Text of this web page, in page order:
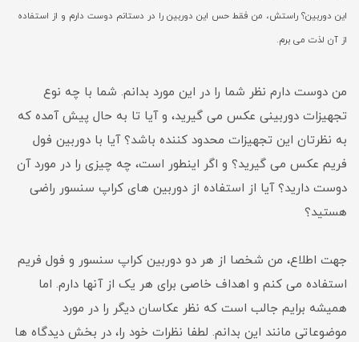
این دوربین؟ راستش، من فقط حس این دوربین را در دستانم دوست دارم و از استفاده
از آن لذت می برم.
من دوست دارم نظر شما را در این مورد بدانم. شما با چه نوع
تجهیزات دوربینی عکس می گیرید، و آیا تا به حال پیش آمده که
به نظرتان این تجهیزات محدود کننده باشد؟ آیا با دوربین فول
فریم عکس می گیرید؟ و اگر اینطور است، چه چیزی را در مورد آن
دوست دارید؟ آیا از استفاده از دوربین های کراپ سنسور راضی
هستید؟
جهت اطلاع، من شخصا از هر دو دوربین کراپ سنسور و فول فریم
استفاده می کنم و اهداف خاصی برای هر یک از آنها دارم. اما
همیشه برایم جالب است که نظر عکاسان دیگر را در مورد
موضوعاتی مانند این بدانم. لطفا نظرات خود را، در بخش دیدگاه ها